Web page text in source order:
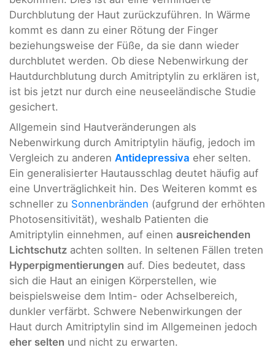
Durchblutung der Haut zurückzuführen. In Wärme
kommt es dann zu einer Rötung der Finger
beziehungsweise der Füße, da sie dann wieder
durchblutet werden. Ob diese Nebenwirkung der
Hautdurchblutung durch Amitriptylin zu erklären ist,
ist bis jetzt nur durch eine neuseeländische Studie
gesichert.
Allgemein sind Hautveränderungen als
Nebenwirkung durch Amitriptylin häufig, jedoch im
Vergleich zu anderen Antidepressiva eher selten.
Ein generalisierter Hautausschlag deutet häufig auf
eine Unverträglichkeit hin. Des Weiteren kommt es
schneller zu Sonnenbränden (aufgrund der erhöhten
Photosensitivität), weshalb Patienten die
Amitriptylin einnehmen, auf einen ausreichenden
Lichtschutz achten sollten. In seltenen Fällen treten
Hyperpigmentierungen auf. Dies bedeutet, dass
sich die Haut an einigen Körperstellen, wie
beispielsweise dem Intim- oder Achselbereich,
dunkler verfärbt. Schwere Nebenwirkungen der
Haut durch Amitriptylin sind im Allgemeinen jedoch
eher selten und nicht zu erwarten.